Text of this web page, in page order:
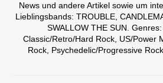
News und andere Artikel sowie um
Lieblingsbands: TROUBLE,
SWALLOW THE SUN.
Classic/Retro/Hard Rock, US/Power
Rock, Psychedelic/Progressive